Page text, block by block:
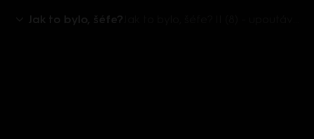
Jak to bylo, šéfe?